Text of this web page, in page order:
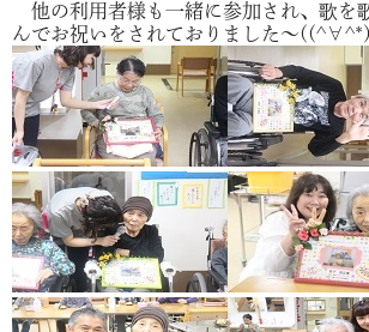
他の利用者様も一緒に参加され、歌を
んでお祝いをされておりました～